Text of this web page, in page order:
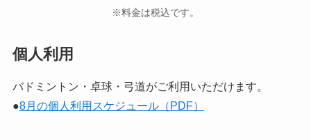
※料金は税込です。
個人利用
バドミントン・卓球・弓道がご利用いただけます。
●8月の個人利用スケジュール（PDF）